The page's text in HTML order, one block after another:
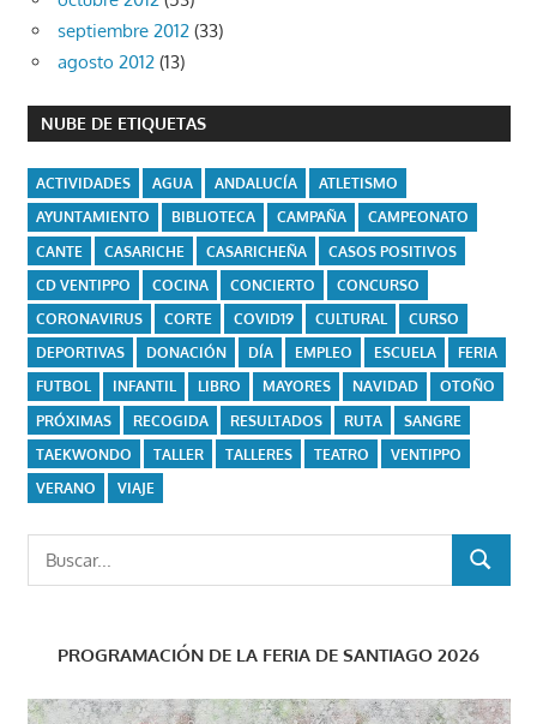
septiembre 2012 (33)
agosto 2012 (13)
NUBE DE ETIQUETAS
ACTIVIDADES AGUA ANDALUCÍA
ATLETISMO
AYUNTAMIENTO
BIBLIOTECA CAMPAÑA
CAMPEONATO
CANTE
CASARICHE CASARICHEÑA
CASOS POSITIVOS
CD VENTIPPO
COCINA CONCIERTO
CONCURSO
CORONAVIRUS
CORTE COVID19 CULTURAL
CURSO
DEPORTIVAS
DONACIÓN DÍA EMPLEO ESCUELA
FERIA
FUTBOL
INFANTIL LIBRO MAYORES NAVIDAD
OTOÑO
PRÓXIMAS
RECOGIDA RESULTADOS RUTA
SANGRE
TAEKWONDO
TALLER TALLERES TEATRO
VENTIPPO
VERANO
VIAJE
BUSCAR
PROGRAMACIÓN DE LA FERIA DE SANTIAGO 2026